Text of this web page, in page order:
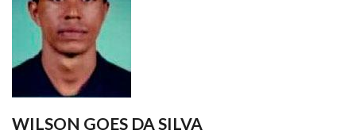
WILSON GOES DA SILVA